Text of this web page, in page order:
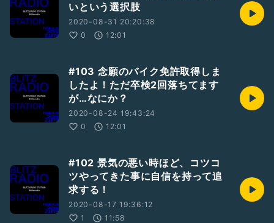
いという選択肢
2020-08-31 20:20:38
0
12:01
#103 念願のバイク免許取得しま
したよ！ただ卒検2回落ちてます
が…なにか？
2020-08-24 19:43:24
0
12:01
#102 景気の悪い時ほど、コツコ
ツやってきた事に自信を持って追
求する！
2020-08-17 19:36:12
1
11:58